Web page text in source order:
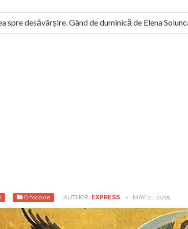
desăvârșire. Gând de duminică de Elena Solunca
“românii sunt slavi, nu latini”. Fostul agent
Ortodoxie AUTHOR: EXPRESS - MAY 21, 2015